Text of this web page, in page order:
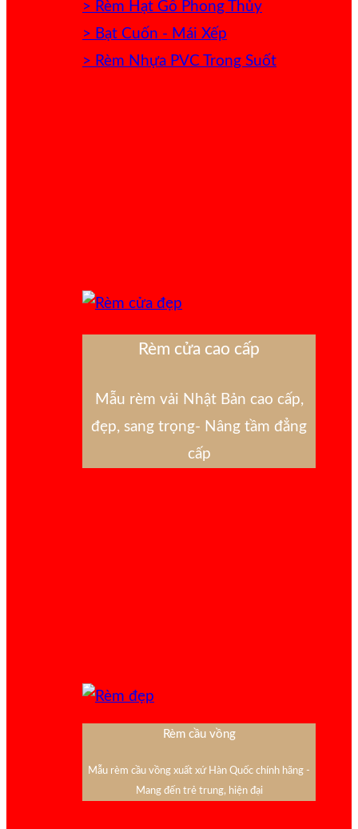
> Rèm Hạt Gỗ Phong Thủy
> Bạt Cuốn - Mái Xếp
> Rèm Nhựa PVC Trong Suốt
Rèm cửa cao cấp
Mẫu rèm vải Nhật Bản cao cấp,
đẹp, sang trọng- Nâng tầm đẳng
cấp
Rèm cầu vồng
Mẫu rèm cầu vồng xuất xứ Hàn Quốc chính hãng -
Mang đến trẻ trung, hiện đại